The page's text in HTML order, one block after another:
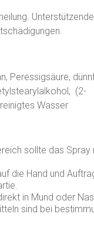
Peressigsäure,
(2-
Wasser
sollte das Spray
die Hand und
in Mund oder
sind bei